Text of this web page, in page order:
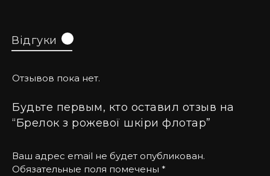
Відгуки
Отзывов пока нет.
Будьте первым, кто оставил отзыв на
“Брелок з рожевої шкіри флотар”
Ваш адрес email не будет опубликован.
Обязательные поля помечены *